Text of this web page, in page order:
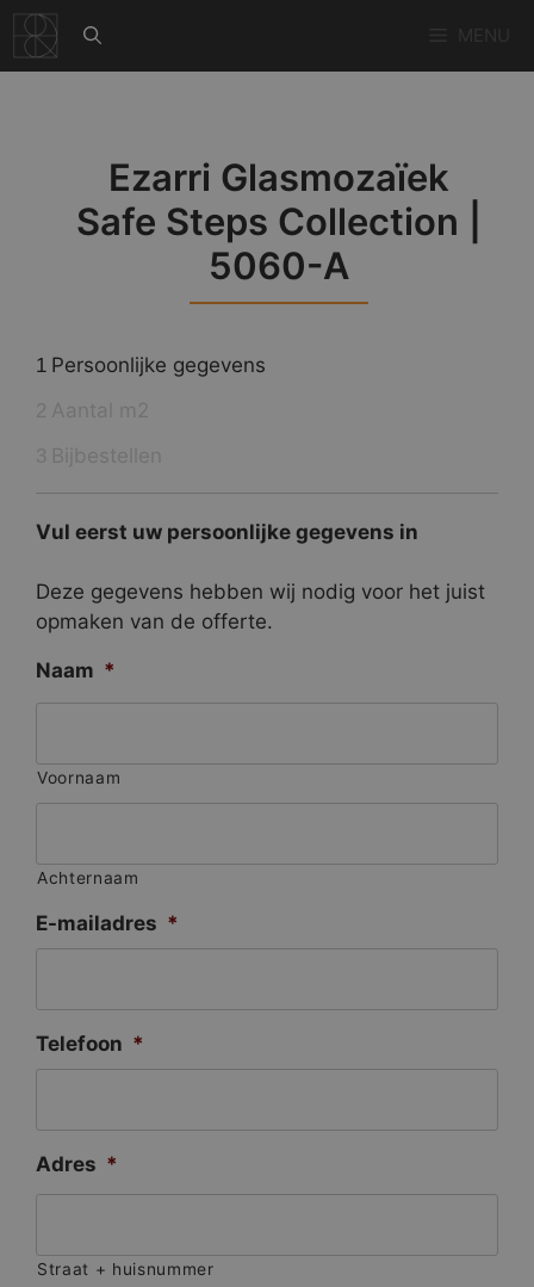
naar
de
Ezarri Glasmozaïek
Safe Steps Collection |
5060-A
1 Persoonlijke gegevens
Vul eerst uw persoonlijke gegevens in
Deze gegevens hebben wij nodig voor het juist
opmaken van de offerte.
Naam *
Voornaam
Achternaam
E-mailadres *
Telefoon *
Adres *
Straat + huisnummer